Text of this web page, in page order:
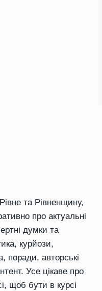
та Рівненщину,
про актуальні
думки та
курйози,
поради, авторські
Усе цікаве про
щоб бути в курсі